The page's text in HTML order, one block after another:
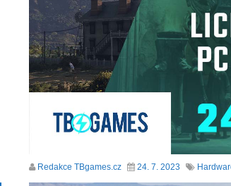
Redakce TBgames.cz 24. 7. 2023